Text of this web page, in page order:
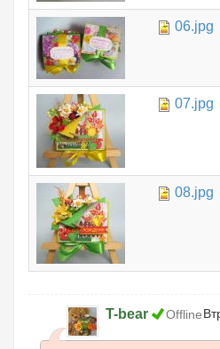
06.jpg
07.jpg
08.jpg
T-bear Offline